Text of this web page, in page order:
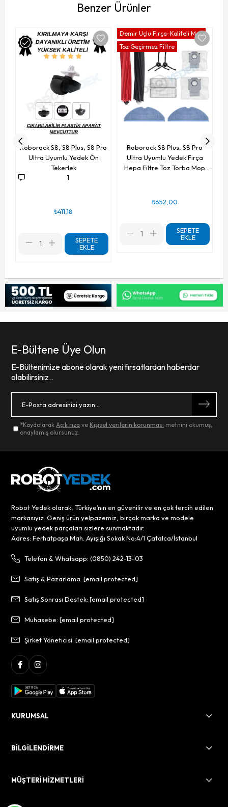
Benzer Ürünler
Roborock S8, S8 Plus, S8 Pro
Ultra Uyumlu Yedek Ön
Tekerlek
1
₺411,18
SEPETE
EKLE
Roborock S8 Plus, S8 Pro
Ultra Uyumlu Yedek Fırça
Hepa Filtre Toz Torba Mop
₺652,00
SEPETE
EKLE
Demir Uçlu Fırça-Kaliteli Mop
Toz Geçirmez Filtre
E-Bültene Üye Olun
E-Bültenimize abone olarak yeni fırsatlardan haberdar
olabilirsiniz..
*KaydolarakAçık rıza ve Kişisel verilerin korunması metnini okumuş,
onaylamış olursunuz.
Robot Yedek olarak, Türkiye’nin en güvenilir ve en çok tercih edilen
markasıyız. Geniş ürün yelpazemiz, birçok marka ve modele
uyumlu yedek parçaları sizlere sunmaktadır.
Adres: Ferhatpaşa Mah. Ayışığı Sokak No:4/1 Çatalca/İstanbul
Telefon & Whatsapp: (0850) 242-13-03
Satış & Pazarlama:[email protected]
Satış Sonrası Destek:[email protected]
Muhasebe:[email protected]
Şirket Yöneticisi:[email protected]
KURUMSAL
BİLGİLENDİRME
MÜŞTERİ HİZMETLERİ